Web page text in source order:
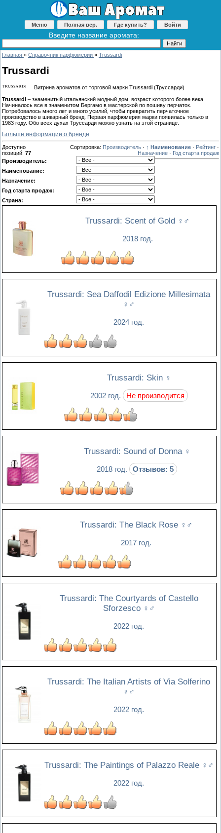
Меню Полная вер. Где купить? Войти
Введите название аромата:
Главная » Справочник парфюмерии » Trussardi
Trussardi
Витрина ароматов от торговой марки Trussardi (Труссарди)
Trussardi – знаменитый итальянский модный дом, возраст которого более века.
Начиналось все в знаменитом Бергамо в мастерской по пошиву перчаток.
Потребовалось много лет и много усилий, чтобы превратить перчаточное
производство в шикарный бренд. Первая парфюмерия марки появилась только в
1983 году. Обо всех духах Труссарди можно узнать на этой странице.
Больше информации о бренде
Доступно
позиций: 77
Сортировка: Производитель · ↑ Наименование · Рейтинг ·
Назначение · Год старта продаж
Производитель:
Наименование:
Назначение:
Год старта продаж:
Страна:
Trussardi: Scent of Gold ♀♂
2018 год.
Trussardi: Sea Daffodil Edizione Millesimata
♀♂
2024 год.
Trussardi: Skin ♀
2002 год. Не производится
Trussardi: Sound of Donna ♀
2018 год. Отзывов: 5
Trussardi: The Black Rose ♀♂
2017 год.
Trussardi: The Courtyards of Castello
Sforzesco ♀♂
2022 год.
Trussardi: The Italian Artists of Via Solferino
♀♂
2022 год.
Trussardi: The Paintings of Palazzo Reale ♀♂
2022 год.